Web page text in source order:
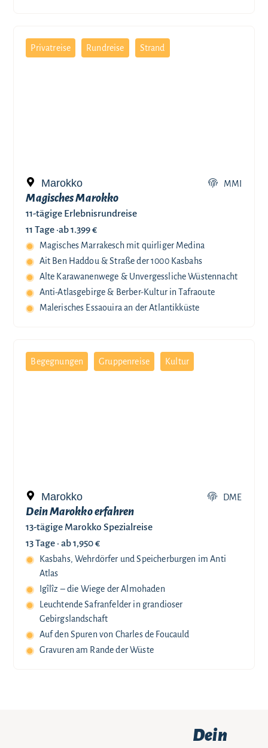
Privatreise Rundreise Strand
Marokko MMI
Magisches Marokko
11-tägige Erlebnisrundreise
11 Tage ·ab 1.399 €
Magisches Marrakesch mit quirliger Medina
Ait Ben Haddou & Straße der 1000 Kasbahs
Alte Karawanenwege & Unvergessliche Wüstennacht
Anti-Atlasgebirge & Berber-Kultur in Tafraoute
Malerisches Essaouira an der Atlantikküste
Begegnungen Gruppenreise Kultur
Marokko DME
Dein Marokko erfahren
13-tägige Marokko Spezialreise
13 Tage · ab 1,950 €
Kasbahs, Wehrdörfer und Speicherburgen im Anti
Atlas
Igîlîz – die Wiege der Almohaden
Leuchtende Safranfelder in grandioser
Gebirgslandschaft
Auf den Spuren von Charles de Foucauld
Gravuren am Rande der Wüste
Dein